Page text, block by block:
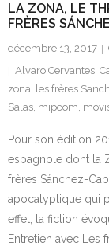
LA ZONA, LE
FRÈRES
décembre 13, 2017
Alvaro Cervantes,
zona, les frères
Salas, mipcom,
Pour son édition
espagnole dont la
frères Sánchez-
apocalyptique qui
effet, la fiction
Entretien avec Les